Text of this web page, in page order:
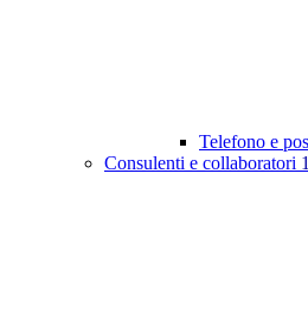
Telefono e
Consulenti e collaboratori